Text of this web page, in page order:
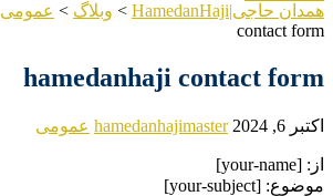
همدان حاجی|HamedanHaji > وبلاگ > عمومی
contact form
hamedanhaji contact form
اکتبر 6, 2024 hamedanhajimaster عمومی
از: [your-name]
موضوع: [your-subject]